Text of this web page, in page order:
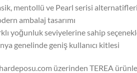
mentollü ve Pearl serisi alternatifleri
ambalaj tasarımı
yoğunluk seviyelerine sahip
genelinde geniş kullanıcı kitlesi
üzerinden TEREA